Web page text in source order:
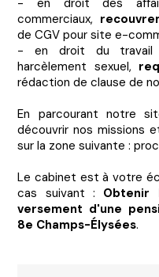
commerciaux,
de CGV pour site e-
- en droit du travail
harcèlement sexuel,
rédaction de clause de
En parcourant notre
découvrir nos missions
sur la zone suivante :
Le cabinet est à votre
cas suivant : Obtenir
versement d'une
8e Champs-Élysées.